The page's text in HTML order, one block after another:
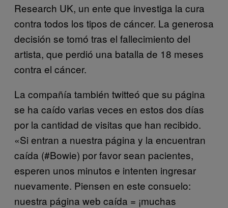
Research UK, un ente que investiga la cura
contra todos los tipos de cáncer. La generosa
decisión se tomó tras el fallecimiento del
artista, que perdió una batalla de 18 meses
contra el cáncer.
La compañía también twitteó que su página
se ha caído varias veces en estos dos días
por la cantidad de visitas que han recibido.
«Si entran a nuestra página y la encuentran
caída (#Bowie) por favor sean pacientes,
esperen unos minutos e intenten ingresar
nuevamente. Piensen en este consuelo:
nuestra página web caída = ¡muchas